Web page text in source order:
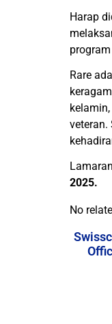
Harap
program
Rare
veteran.
2025.
No